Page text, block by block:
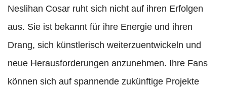
Neslihan Cosar ruht sich nicht auf ihren Erfolgen
aus. Sie ist bekannt für ihre Energie und ihren
Drang, sich künstlerisch weiterzuentwickeln und
neue Herausforderungen anzunehmen. Ihre Fans
können sich auf spannende zukünftige Projekte